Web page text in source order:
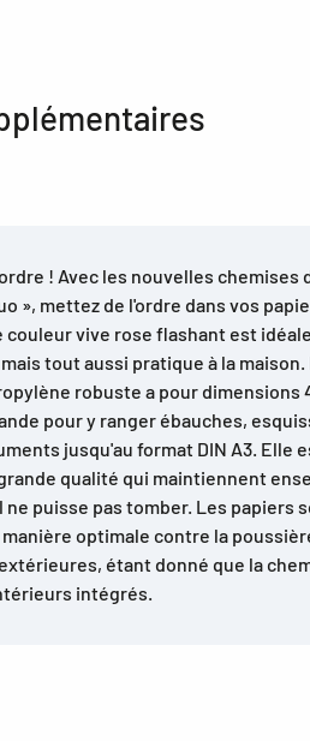
! Avec les nouvelles chemises
», mettez de l'ordre dans vos
couleur vive rose flashant est
tout aussi pratique à la
robuste a pour dimensions
pour y ranger ébauches,
jusqu'au format DIN A3. Elle
grande qualité qui maintiennent
ne puisse pas tomber. Les papiers
optimale contre la
étant donné que la
intégrés.